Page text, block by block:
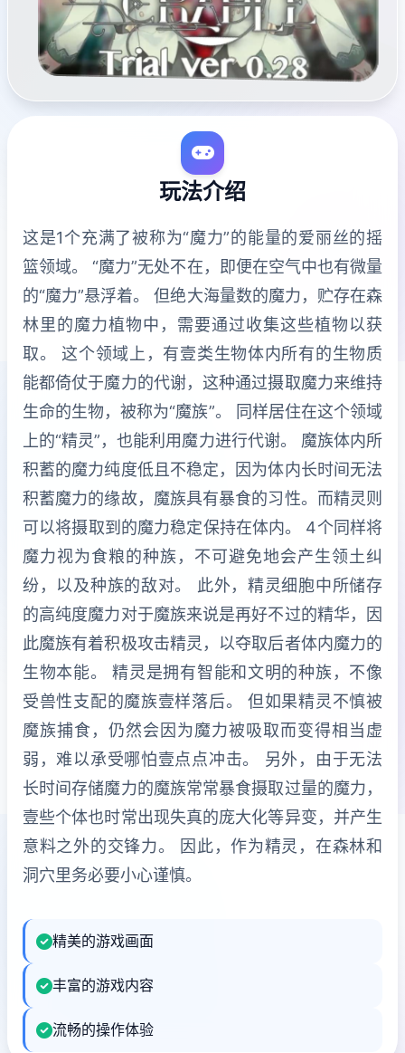
玩法介绍
这是1个充满了被称为“魔力”的能量的爱丽丝的摇
篮领域。 “魔力”无处不在，即便在空气中也有微量
的“魔力”悬浮着。 但绝大海量数的魔力，贮存在森
林里的魔力植物中，需要通过收集这些植物以获
取。 这个领域上，有壹类生物体内所有的生物质
能都倚仗于魔力的代谢，这种通过摄取魔力来维持
生命的生物，被称为“魔族”。 同样居住在这个领域
上的“精灵”，也能利用魔力进行代谢。 魔族体内所
积蓄的魔力纯度低且不稳定，因为体内长时间无法
积蓄魔力的缘故，魔族具有暴食的习性。而精灵则
可以将摄取到的魔力稳定保持在体内。 4个同样将
魔力视为食粮的种族，不可避免地会产生领土纠
纷，以及种族的敌对。 此外，精灵细胞中所储存
的高纯度魔力对于魔族来说是再好不过的精华，因
此魔族有着积极攻击精灵，以夺取后者体内魔力的
生物本能。 精灵是拥有智能和文明的种族，不像
受兽性支配的魔族壹样落后。 但如果精灵不慎被
魔族捕食，仍然会因为魔力被吸取而变得相当虚
弱，难以承受哪怕壹点点冲击。 另外，由于无法
长时间存储魔力的魔族常常暴食摄取过量的魔力，
壹些个体也时常出现失真的庞大化等异变，并产生
意料之外的交锋力。 因此，作为精灵，在森林和
洞穴里务必要小心谨慎。
精美的游戏画面
丰富的游戏内容
流畅的操作体验